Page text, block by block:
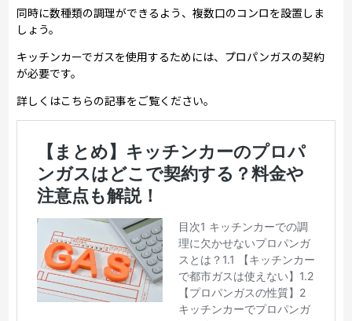
同時に数種類の調理ができるよう、複数口のコンロを設置しま
しょう。
キッチンカーでガスを使用するためには、プロパンガスの契約
が必要です。
詳しくはこちらの記事をご覧ください。